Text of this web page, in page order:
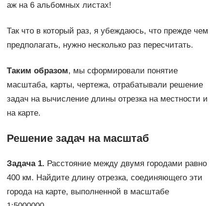
аж на 6 альбомных листах!
Так что в который раз, я убеждаюсь, что прежде чем
предполагать, нужно несколько раз пересчитать.
Таким образом, мы сформировали понятие
масштаба, карты, чертежа, отрабатывали решение
задач на вычисление длины отрезка на местности и
на карте.
Решение задач на масштаб
Задача 1. Расстояние между двумя городами равно
400 км. Найдите длину отрезка, соединяющего эти
города на карте, выполненной в масштабе